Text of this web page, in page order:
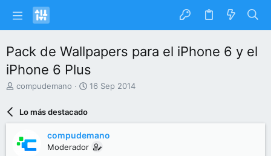
Pack de Wallpapers para el iPhone 6 y el
iPhone 6 Plus
I
a
compudemano
F
d
e
16 Sep 2014
Lo más destacado
compudemano
Moderador